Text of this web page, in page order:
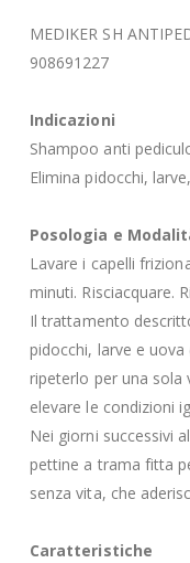
MEDIKER SH
908691227
Indicazioni
Shampoo anti
Elimina pidocchi,
Posologia e
Lavare i capelli
minuti. Risciacquare.
Il trattamento
pidocchi, larve e
ripeterlo per una sola
elevare le condizioni
Nei giorni successivi
pettine a trama fitta
senza vita, che
Caratteristiche